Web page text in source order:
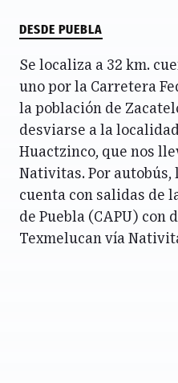
DESDE PUEBLA
Se localiza a 32 km.
uno por la Carretera
la población de
desviarse a la
Huactzinco, que nos
Nativitas. Por autobús,
cuenta con salidas de
de Puebla (CAPU) con
Texmelucan vía